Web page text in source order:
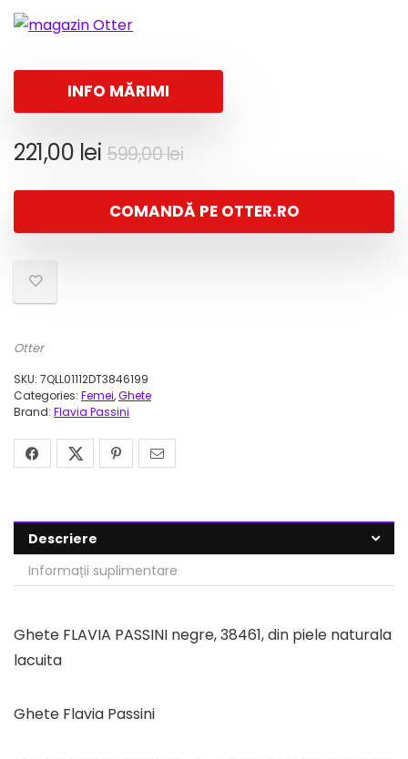
INFO MĂRIMI
599,00leiPrețul
a
fost:
221,00 lei
Prețul
este:
221,00 lei.
COMANDĂ PE OTTER.RO
Otter
SKU: 7QLL01112DT3846199
Categories: Femei,Ghete
Brand: Flavia Passini
Descriere
Informații suplimentare
Ghete FLAVIA PASSINI negre, 38461, din piele naturala
lacuita
Ghete Flavia Passini